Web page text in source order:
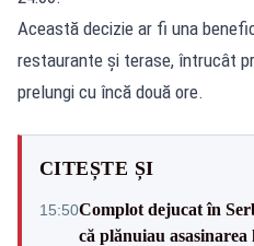
Această decizie ar fi una
restaurante și terase, întrucât
prelungi cu încă două ore.
CITEȘTE ȘI
15:50Complot dejucat în
că plănuiau